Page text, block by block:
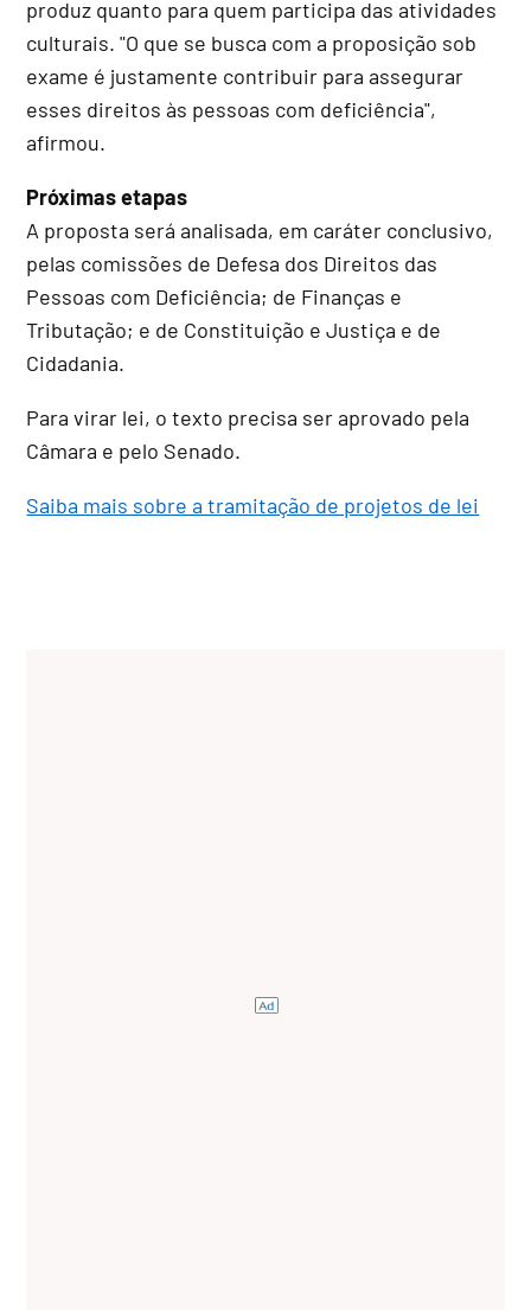
produz quanto para quem participa das atividades
culturais. "O que se busca com a proposição sob
exame é justamente contribuir para assegurar
esses direitos às pessoas com deficiência",
afirmou.
Próximas etapas
A proposta será analisada, em caráter conclusivo,
pelas comissões de Defesa dos Direitos das
Pessoas com Deficiência; de Finanças e
Tributação; e de Constituição e Justiça e de
Cidadania.
Para virar lei, o texto precisa ser aprovado pela
Câmara e pelo Senado.
Saiba mais sobre a tramitação de projetos de lei